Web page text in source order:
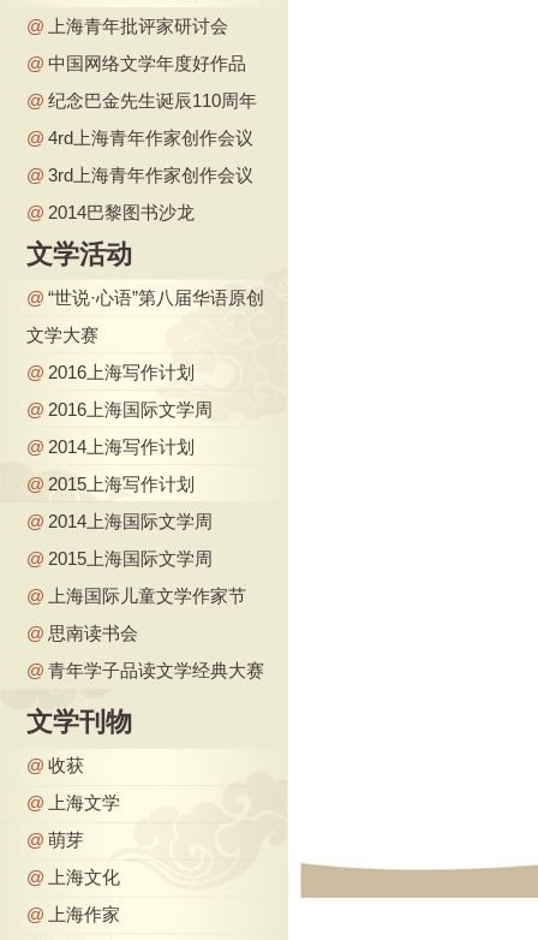
@
上海青年批评家研讨会
@ 中国网络文学年度好作品
@ 纪念巴金先生诞辰110周年
@ 4rd上海青年作家创作会议
@ 3rd上海青年作家创作会议
@ 2014巴黎图书沙龙
文学活动
@ “世说·心语”第八届华语原创
文学大赛
@ 2016上海写作计划
@ 2016上海国际文学周
@ 2014上海写作计划
@ 2015上海写作计划
@ 2014上海国际文学周
@ 2015上海国际文学周
@
上海国际儿童文学作家节
@ 思南读书会
@ 青年学子品读文学经典大赛
文学刊物
@ 收获
@
上海文学
@ 萌芽
@
上海文化
@
上海作家